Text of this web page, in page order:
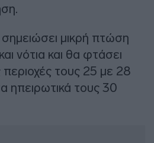
μικρή πτώση
νότια και θα φτάσει
περιοχές τους 25 με 28
ηπειρωτικά τους 30